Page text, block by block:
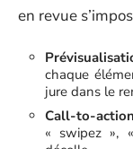
en revue
chaque
jure dans le
Call-to-action
« swipez »,